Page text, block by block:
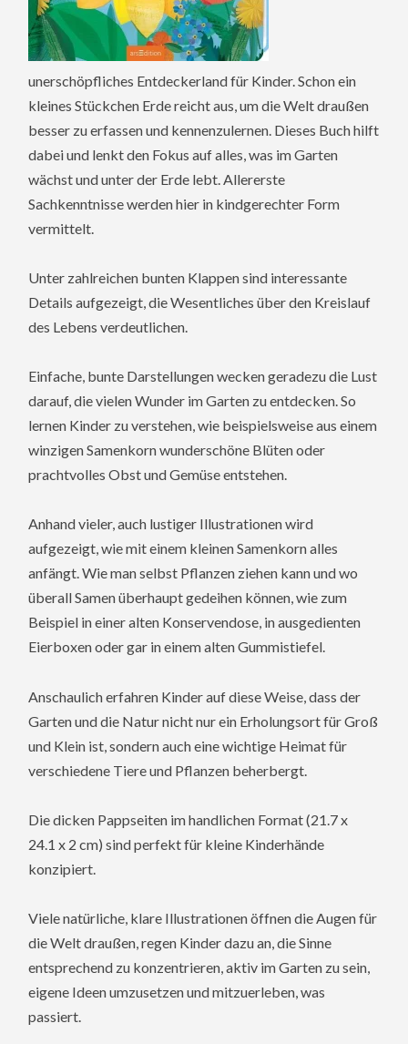
unerschöpfliches Entdeckerland für Kinder. Schon ein
kleines Stückchen Erde reicht aus, um die Welt draußen
besser zu erfassen und kennenzulernen. Dieses Buch hilft
dabei und lenkt den Fokus auf alles, was im Garten
wächst und unter der Erde lebt. Allererste
Sachkenntnisse werden hier in kindgerechter Form
vermittelt.
Unter zahlreichen bunten Klappen sind interessante
Details aufgezeigt, die Wesentliches über den Kreislauf
des Lebens verdeutlichen.
Einfache, bunte Darstellungen wecken geradezu die Lust
darauf, die vielen Wunder im Garten zu entdecken. So
lernen Kinder zu verstehen, wie beispielsweise aus einem
winzigen Samenkorn wunderschöne Blüten oder
prachtvolles Obst und Gemüse entstehen.
Anhand vieler, auch lustiger Illustrationen wird
aufgezeigt, wie mit einem kleinen Samenkorn alles
anfängt. Wie man selbst Pflanzen ziehen kann und wo
überall Samen überhaupt gedeihen können, wie zum
Beispiel in einer alten Konservendose, in ausgedienten
Eierboxen oder gar in einem alten Gummistiefel.
Anschaulich erfahren Kinder auf diese Weise, dass der
Garten und die Natur nicht nur ein Erholungsort für Groß
und Klein ist, sondern auch eine wichtige Heimat für
verschiedene Tiere und Pflanzen beherbergt.
Die dicken Pappseiten im handlichen Format (21.7 x
24.1 x 2 cm) sind perfekt für kleine Kinderhände
konzipiert.
Viele natürliche, klare Illustrationen öffnen die Augen für
die Welt draußen, regen Kinder dazu an, die Sinne
entsprechend zu konzentrieren, aktiv im Garten zu sein,
eigene Ideen umzusetzen und mitzuerleben, was
passiert.